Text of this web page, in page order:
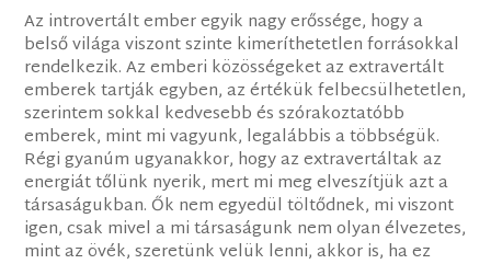
Az introvertált ember egyik nagy erőssége, hogy a
belső világa viszont szinte kimeríthetetlen forrásokkal
rendelkezik. Az emberi közösségeket az extravertált
emberek tartják egyben, az értékük felbecsülhetetlen,
szerintem sokkal kedvesebb és szórakoztatóbb
emberek, mint mi vagyunk, legalábbis a többségük.
Régi gyanúm ugyanakkor, hogy az extravertáltak az
energiát tőlünk nyerik, mert mi meg elveszítjük azt a
társaságukban. Ők nem egyedül töltődnek, mi viszont
igen, csak mivel a mi társaságunk nem olyan élvezetes,
mint az övék, szeretünk velük lenni, akkor is, ha ez